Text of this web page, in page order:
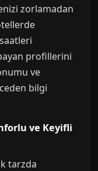
zorlamadan
profillerini
ve
bilgi
ve Keyifli
tarzda